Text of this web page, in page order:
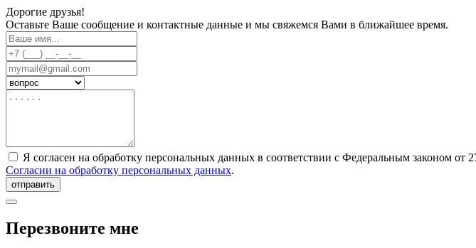
Дорогие друзья!
Оставьте Ваше сообщение и контактные данные и мы свяжемся Вами в ближайшее время.
Я согласен на обработку персональных данных в соответствии с Федеральным законом
Согласии на обработку персональных данных.
отправить
Перезвоните мне